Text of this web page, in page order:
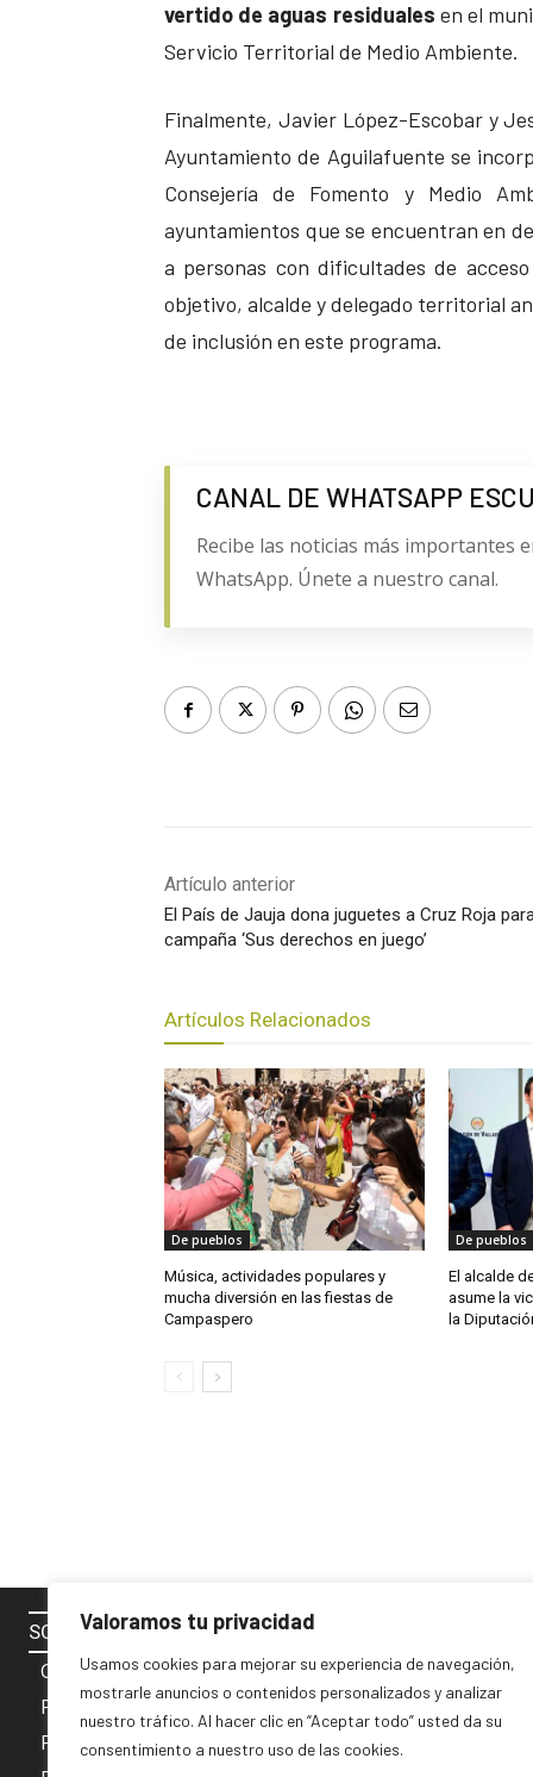
Valoramos tu privacidad
Usamos cookies para mejorar su experiencia de navegación,
mostrarle anuncios o contenidos personalizados y analizar
nuestro tráfico. Al hacer clic en “Aceptar todo” usted da su
consentimiento a nuestro uso de las cookies.
vertido de aguas residuales en el
Servicio Territorial de Medio Ambiente.
Finalmente, Javier López-Escobar y
Ayuntamiento de Aguilafuente se
Consejería de Fomento y Medio
ayuntamientos que se encuentran en
a personas con dificultades de
objetivo, alcalde y delegado territorial
de inclusión en este programa.
CANAL DE WHATSAPP
Recibe las noticias más importantes
WhatsApp. Únete a nuestro canal.
Artículo anterior
El País de Jauja dona juguetes a Cruz Roja
campaña ‘Sus derechos en juego’
Artículos Relacionados
De pueblos
Música, actividades populares y
mucha diversión en las fiestas de
Campaspero
De pueblos
El alcalde
asume la
la
SOBRE NOSOTROS
Contacto
Política de cookies
Privacidad y Aviso Legal